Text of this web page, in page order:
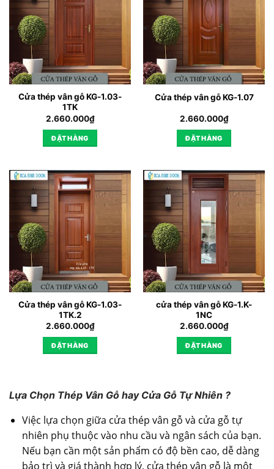
Cửa thép vân gỗ KG-1.03-
1TK
2.660.000₫
ĐẶT HÀNG
Cửa thép vân gỗ KG-1.07
2.660.000₫
ĐẶT HÀNG
Cửa thép vân gỗ KG-1.03-
1TK.2
2.660.000₫
ĐẶT HÀNG
cửa thép vân gỗ KG-1.K-
1NC
2.660.000₫
ĐẶT HÀNG
Lựa Chọn Thép Vân Gỗ hay Cửa Gỗ Tự Nhiên ?
Việc lựa chọn giữa cửa thép vân gỗ và cửa gỗ tự
nhiên phụ thuộc vào nhu cầu và ngân sách của bạn.
Nếu bạn cần một sản phẩm có độ bền cao, dễ dàng
bảo trì và giá thành hợp lý, cửa thép vân gỗ là một